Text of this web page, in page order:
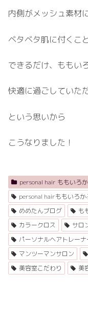
内側がメッシュ素材
ベタベタ肌に付くこ
できるだけ、ももい
快適に過ごしていた
という思いから
こうなりました！
personal hair ももいろ
personal hairももいろか
めめたんブログ
も
カラークロス
サロ
パーソナルヘアトレー
マンツーマンサロン
美容室こだわり
美